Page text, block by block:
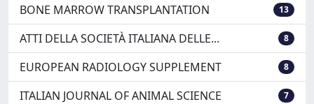
BONE MARROW TRANSPLANTATION 13
ATTI DELLA SOCIETÀ ITALIANA DELLE... 8
EUROPEAN RADIOLOGY SUPPLEMENT 8
ITALIAN JOURNAL OF ANIMAL SCIENCE 7